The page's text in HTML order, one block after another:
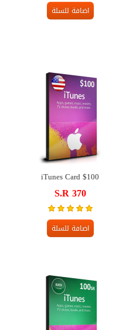
اضافة للسلة
iTunes Card $100
S.R 370
اضافة للسلة